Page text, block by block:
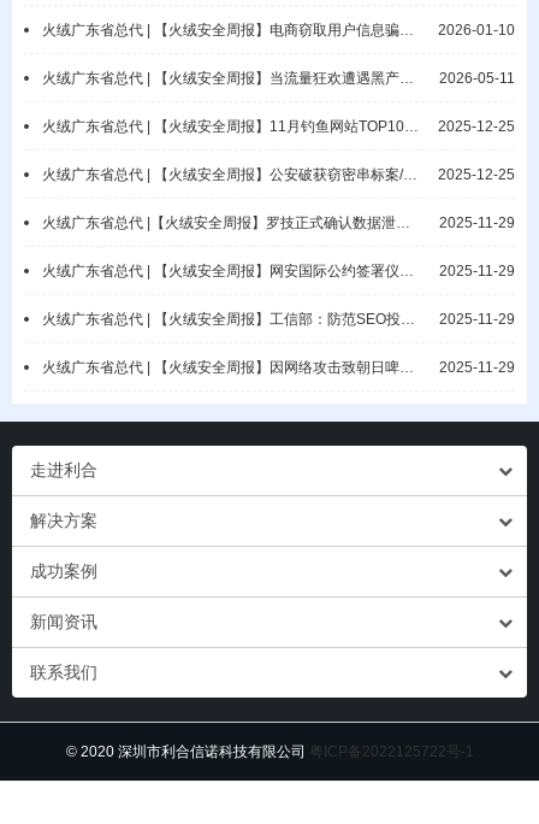
2026-01-10
火绒广东省总代 | 【火绒安全周报】电商窃取用户信息骗佣/漠视保密责任酿重大隐患
2026-05-11
火绒广东省总代 | 【火绒安全周报】当流量狂欢遭遇黑产攻击：AI Agent时代业务逻辑攻击与端侧防御范式重构
2025-12-25
火绒广东省总代 | 【火绒安全周报】11月钓鱼网站TOP10公布/网警破获抢票非法销售案
2025-12-25
火绒广东省总代 | 【火绒安全周报】公安破获窃密串标案/涉密电脑违规联网导致泄密
2025-11-29
火绒广东省总代 |【火绒安全周报】罗技正式确认数据泄露/普林斯顿大学数据库遭入侵
2025-11-29
火绒广东省总代 | 【火绒安全周报】网安国际公约签署仪式开幕/瑞典国家电网遭勒索
2025-11-29
火绒广东省总代 | 【火绒安全周报】工信部：防范SEO投毒攻击/Askul遭勒索攻击
2025-11-29
火绒广东省总代 | 【火绒安全周报】因网络攻击致朝日啤酒供应告急/Discord 用户数据泄露
走进利合
解决方案
成功案例
新闻资讯
联系我们
© 2020 深圳市利合信诺科技有限公司 粤ICP备2022125722号-1